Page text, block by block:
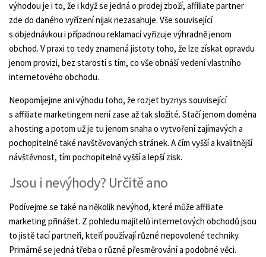
výhodou je i to, že i když se jedná o prodej zboží, affiliate partner
zde do daného vyřízení nijak nezasahuje. Vše související
s objednávkou i případnou reklamací vyřizuje výhradně jenom
obchod. V praxi to tedy znamená jistoty toho, že lze získat opravdu
jenom provizi, bez starostí s tím, co vše obnáší vedení vlastního
internetového obchodu.
Neopomíjejme ani výhodu toho, že rozjet byznys související
s affiliate marketingem není zase až tak složité. Stačí jenom doména
a hosting a potom už je tu jenom snaha o vytvoření zajímavých a
pochopitelně také navštěvovaných stránek. A čím vyšší a kvalitnější
návštěvnost, tím pochopitelně vyšší a lepší zisk.
Jsou i nevýhody? Určitě ano
Podívejme se také na několik nevýhod, které může affiliate
marketing přinášet. Z pohledu majitelů internetových obchodů jsou
to jistě tací partneři, kteří používají různé nepovolené techniky.
Primárně se jedná třeba o různé přesměrování a podobné věci.